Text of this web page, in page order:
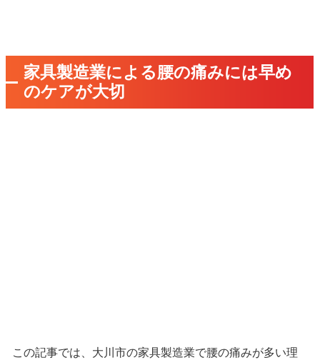
家具製造業による腰の痛みには早め
のケアが大切
この記事では、大川市の家具製造業で腰の痛みが多い理